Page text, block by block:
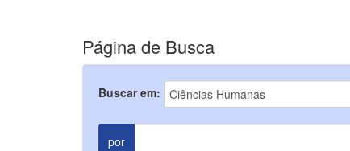
Página de Busca
Buscar em:
por